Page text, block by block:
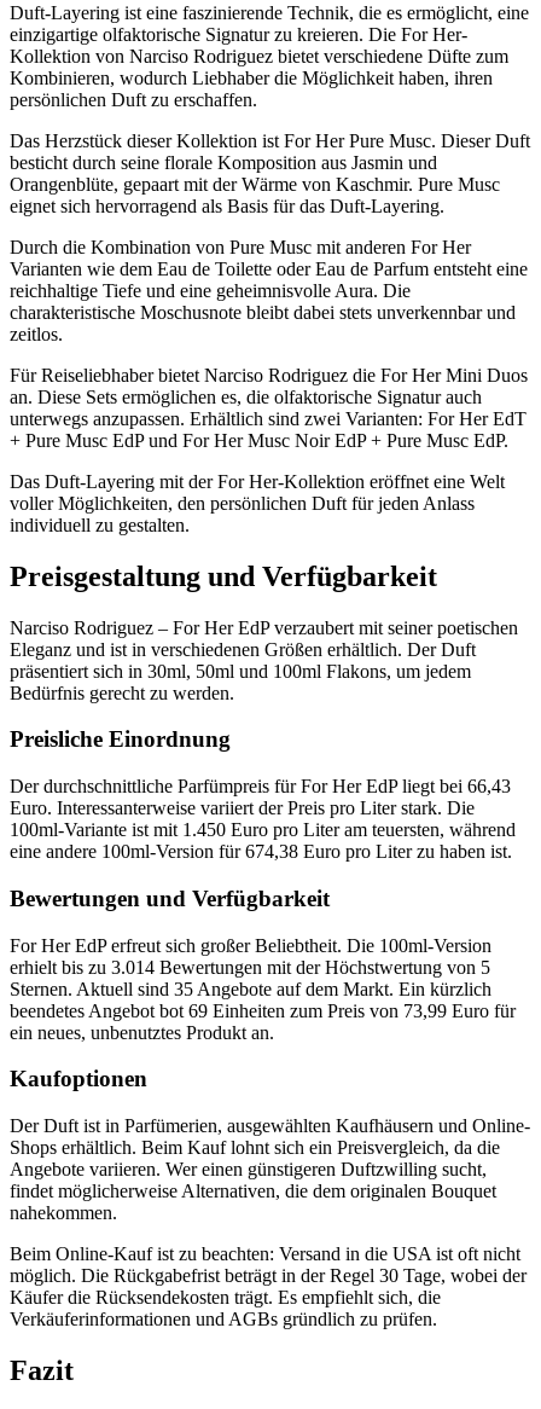
Duft-Layering ist eine faszinierende Technik, die es ermöglicht, eine
einzigartige olfaktorische Signatur zu kreieren. Die For Her-
Kollektion von Narciso Rodriguez bietet verschiedene Düfte zum
Kombinieren, wodurch Liebhaber die Möglichkeit haben, ihren
persönlichen Duft zu erschaffen.
Das Herzstück dieser Kollektion ist For Her Pure Musc. Dieser Duft
besticht durch seine florale Komposition aus Jasmin und
Orangenblüte, gepaart mit der Wärme von Kaschmir. Pure Musc
eignet sich hervorragend als Basis für das Duft-Layering.
Durch die Kombination von Pure Musc mit anderen For Her
Varianten wie dem Eau de Toilette oder Eau de Parfum entsteht eine
reichhaltige Tiefe und eine geheimnisvolle Aura. Die
charakteristische Moschusnote bleibt dabei stets unverkennbar und
zeitlos.
Für Reiseliebhaber bietet Narciso Rodriguez die For Her Mini Duos
an. Diese Sets ermöglichen es, die olfaktorische Signatur auch
unterwegs anzupassen. Erhältlich sind zwei Varianten: For Her EdT
+ Pure Musc EdP und For Her Musc Noir EdP + Pure Musc EdP.
Das Duft-Layering mit der For Her-Kollektion eröffnet eine Welt
voller Möglichkeiten, den persönlichen Duft für jeden Anlass
individuell zu gestalten.
Preisgestaltung und Verfügbarkeit
Narciso Rodriguez – For Her EdP verzaubert mit seiner poetischen
Eleganz und ist in verschiedenen Größen erhältlich. Der Duft
präsentiert sich in 30ml, 50ml und 100ml Flakons, um jedem
Bedürfnis gerecht zu werden.
Preisliche Einordnung
Der durchschnittliche Parfümpreis für For Her EdP liegt bei 66,43
Euro. Interessanterweise variiert der Preis pro Liter stark. Die
100ml-Variante ist mit 1.450 Euro pro Liter am teuersten, während
eine andere 100ml-Version für 674,38 Euro pro Liter zu haben ist.
Bewertungen und Verfügbarkeit
For Her EdP erfreut sich großer Beliebtheit. Die 100ml-Version
erhielt bis zu 3.014 Bewertungen mit der Höchstwertung von 5
Sternen. Aktuell sind 35 Angebote auf dem Markt. Ein kürzlich
beendetes Angebot bot 69 Einheiten zum Preis von 73,99 Euro für
ein neues, unbenutztes Produkt an.
Kaufoptionen
Der Duft ist in Parfümerien, ausgewählten Kaufhäusern und Online-
Shops erhältlich. Beim Kauf lohnt sich ein Preisvergleich, da die
Angebote variieren. Wer einen günstigeren Duftzwilling sucht,
findet möglicherweise Alternativen, die dem originalen Bouquet
nahekommen.
Beim Online-Kauf ist zu beachten: Versand in die USA ist oft nicht
möglich. Die Rückgabefrist beträgt in der Regel 30 Tage, wobei der
Käufer die Rücksendekosten trägt. Es empfiehlt sich, die
Verkäuferinformationen und AGBs gründlich zu prüfen.
Fazit